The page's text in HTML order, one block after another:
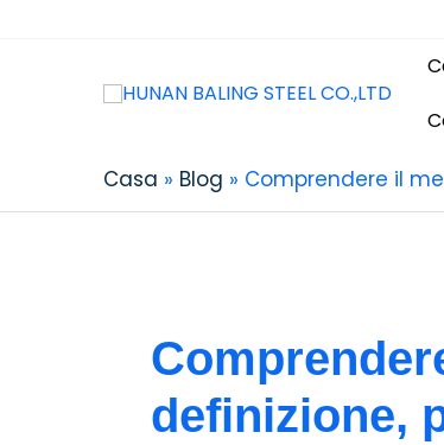
Casa Blog Comprendere il
definizione,